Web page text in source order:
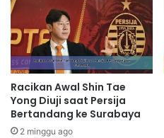
Racikan Awal Shin Tae
Yong Diuji saat Persija
Bertandang ke Surabaya
2 minggu ago